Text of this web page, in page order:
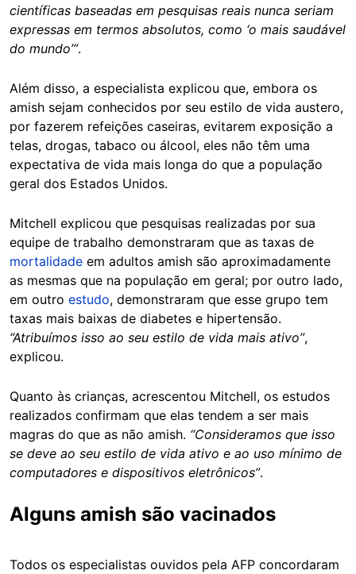
científicas baseadas em pesquisas reais nunca seriam
expressas em termos absolutos, como ‘o mais saudável
do mundo’”.
Além disso, a especialista explicou que, embora os
amish sejam conhecidos por seu estilo de vida austero,
por fazerem refeições caseiras, evitarem exposição a
telas, drogas, tabaco ou álcool, eles não têm uma
expectativa de vida mais longa do que a população
geral dos Estados Unidos.
Mitchell explicou que pesquisas realizadas por sua
equipe de trabalho demonstraram que as taxas de
mortalidade em adultos amish são aproximadamente
as mesmas que na população em geral; por outro lado,
em outro estudo, demonstraram que esse grupo tem
taxas mais baixas de diabetes e hipertensão.
“Atribuímos isso ao seu estilo de vida mais ativo”,
explicou.
Quanto às crianças, acrescentou Mitchell, os estudos
realizados confirmam que elas tendem a ser mais
magras do que as não amish. “Consideramos que isso
se deve ao seu estilo de vida ativo e ao uso mínimo de
computadores e dispositivos eletrônicos”.
Alguns amish são vacinados
Todos os especialistas ouvidos pela AFP concordaram